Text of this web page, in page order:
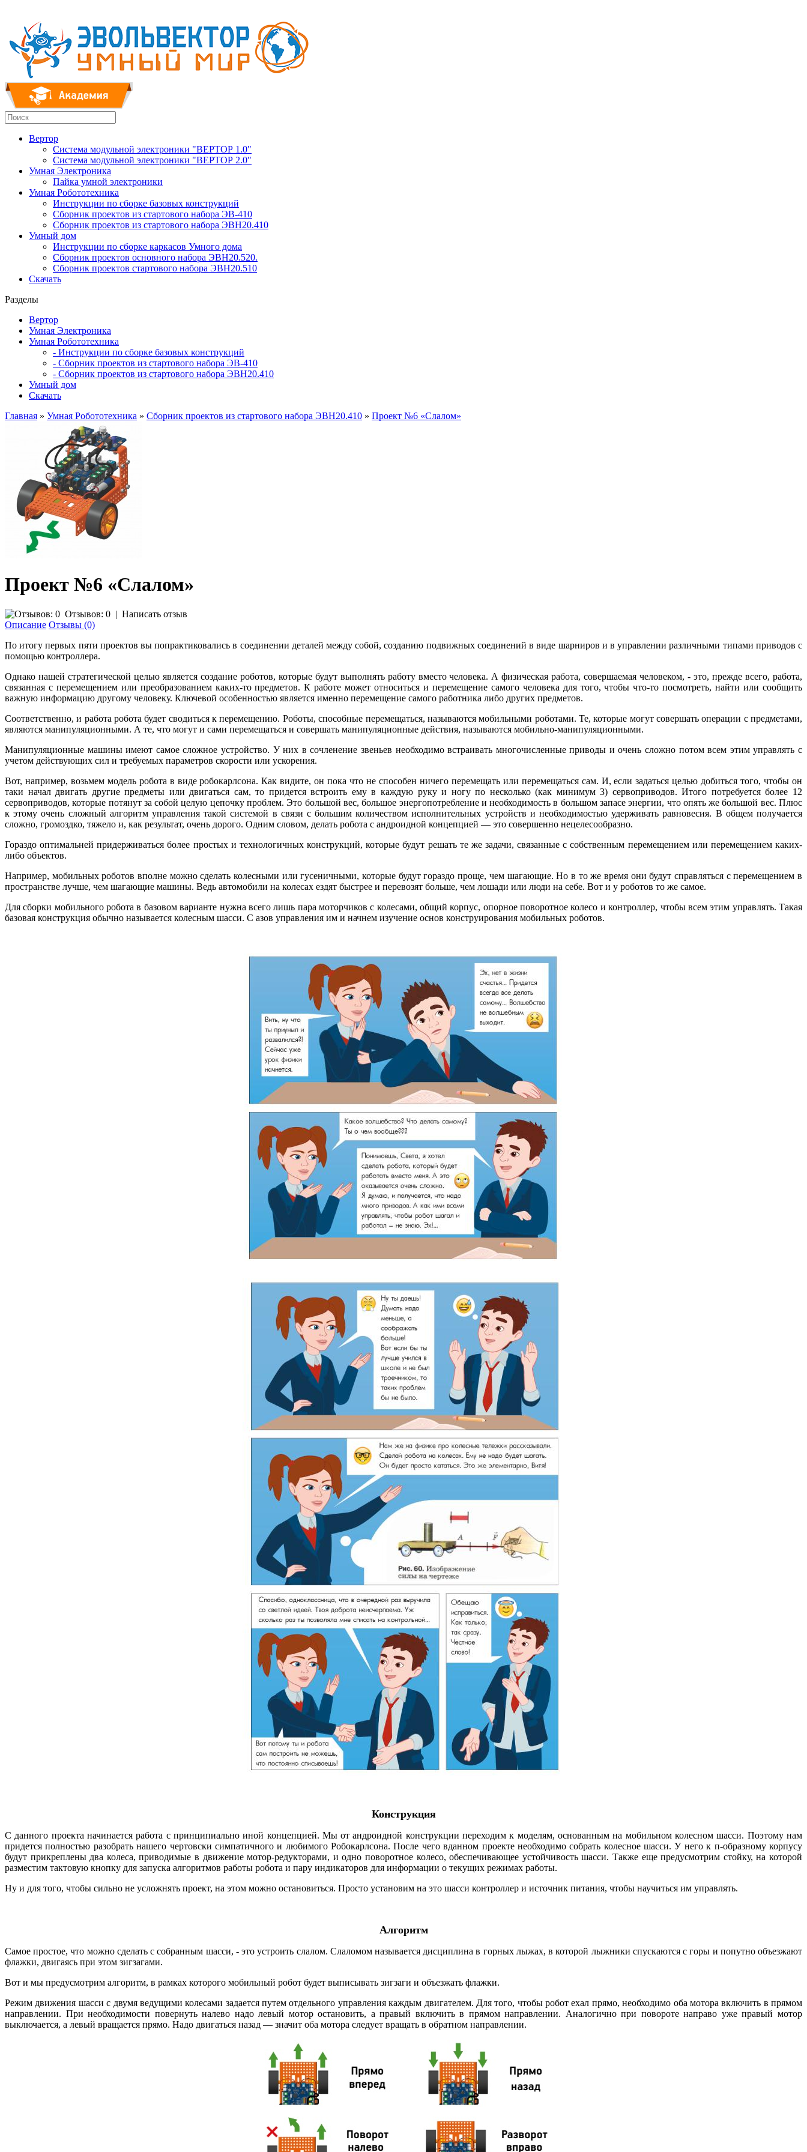
Вертор
Система модульной электроники "ВЕРТОР 1.0"
Система модульной электроники "ВЕРТОР 2.0"
Умная Электроника
Пайка умной электроники
Умная Робототехника
Инструкции по сборке базовых конструкций
Сборник проектов из стартового набора ЭВ-410
Сборник проектов из стартового набора ЭВН20.410
Умный дом
Инструкции по сборке каркасов Умного дома
Сборник проектов основного набора ЭВН20.520.
Сборник проектов стартового набора ЭВН20.510
Скачать
Разделы
Вертор
Умная Электроника
Умная Робототехника
- Инструкции по сборке базовых конструкций
- Сборник проектов из стартового набора ЭВ-410
- Сборник проектов из стартового набора ЭВН20.410
Умный дом
Скачать
Главная » Умная Робототехника » Сборник проектов из стартового набора ЭВН20.410 » Проект №6 «Слалом»
Проект №6 «Слалом»
Отзывов: 0 | Написать отзыв
Описание Отзывы (0)
По итогу первых пяти проектов вы попрактиковались в соединении деталей между собой, созданию подвижных соединений в виде шарниров и в управлении различными типами приводов с
помощью контроллера.
Однако нашей стратегической целью является создание роботов, которые будут выполнять работу вместо человека. А физическая работа, совершаемая человеком, - это, прежде всего, работа,
связанная с перемещением или преобразованием каких-то предметов. К работе может относиться и перемещение самого человека для того, чтобы что-то посмотреть, найти или сообщить
важную информацию другому человеку. Ключевой особенностью является именно перемещение самого работника либо других предметов.
Соответственно, и работа робота будет сводиться к перемещению. Роботы, способные перемещаться, называются мобильными роботами. Те, которые могут совершать операции с предметами,
являются манипуляционными. А те, что могут и сами перемещаться и совершать манипуляционные действия, называются мобильно-манипуляционными.
Манипуляционные машины имеют самое сложное устройство. У них в сочленение звеньев необходимо встраивать многочисленные приводы и очень сложно потом всем этим управлять с
учетом действующих сил и требуемых параметров скорости или ускорения.
Вот, например, возьмем модель робота в виде робокарлсона. Как видите, он пока что не способен ничего перемещать или перемещаться сам. И, если задаться целью добиться того, чтобы он
таки начал двигать другие предметы или двигаться сам, то придется встроить ему в каждую руку и ногу по несколько (как минимум 3) сервоприводов. Итого потребуется более 12
сервоприводов, которые потянут за собой целую цепочку проблем. Это большой вес, большое энергопотребление и необходимость в большом запасе энергии, что опять же большой вес. Плюс
к этому очень сложный алгоритм управления такой системой в связи с большим количеством исполнительных устройств и необходимостью удерживать равновесия. В общем получается
сложно, громоздко, тяжело и, как результат, очень дорого. Одним словом, делать робота с андроидной концепцией — это совершенно нецелесообразно.
Гораздо оптимальней придерживаться более простых и технологичных конструкций, которые будут решать те же задачи, связанные с собственным перемещением или перемещением каких-
либо объектов.
Например, мобильных роботов вполне можно сделать колесными или гусеничными, которые будут гораздо проще, чем шагающие. Но в то же время они будут справляться с перемещением в
пространстве лучше, чем шагающие машины. Ведь автомобили на колесах ездят быстрее и перевозят больше, чем лошади или люди на себе. Вот и у роботов то же самое.
Для сборки мобильного робота в базовом варианте нужна всего лишь пара моторчиков с колесами, общий корпус, опорное поворотное колесо и контроллер, чтобы всем этим управлять. Такая
базовая конструкция обычно называется колесным шасси. С азов управления им и начнем изучение основ конструирования мобильных роботов.
Конструкция
С данного проекта начинается работа с принципиально иной концепцией. Мы от андроидной конструкции переходим к моделям, основанным на мобильном колесном шасси. Поэтому нам
придется полностью разобрать нашего чертовски симпатичного и любимого Робокарлсона. После чего вданном проекте необходимо собрать колесное шасси. У него к п-образному корпусу
будут прикреплены два колеса, приводимые в движение мотор-редукторами, и одно поворотное колесо, обеспечивающее устойчивость шасси. Также еще предусмотрим стойку, на которой
разместим тактовую кнопку для запуска алгоритмов работы робота и пару индикаторов для информации о текущих режимах работы.
Ну и для того, чтобы сильно не усложнять проект, на этом можно остановиться. Просто установим на это шасси контроллер и источник питания, чтобы научиться им управлять.
Алгоритм
Самое простое, что можно сделать с собранным шасси, - это устроить слалом. Слаломом называется дисциплина в горных лыжах, в которой лыжники спускаются с горы и попутно объезжают
флажки, двигаясь при этом зигзагами.
Вот и мы предусмотрим алгоритм, в рамках которого мобильный робот будет выписывать зигзаги и объезжать флажки.
Режим движения шасси с двумя ведущими колесами задается путем отдельного управления каждым двигателем. Для того, чтобы робот ехал прямо, необходимо оба мотора включить в прямом
направлении. При необходимости повернуть налево надо левый мотор остановить, а правый включить в прямом направлении. Аналогично при повороте направо уже правый мотор
выключается, а левый вращается прямо. Надо двигаться назад — значит оба мотора следует вращать в обратном направлении.